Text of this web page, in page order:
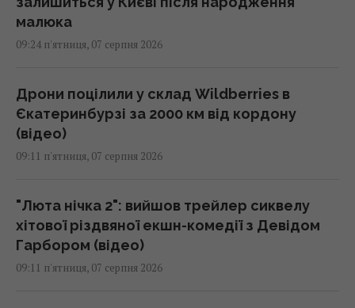
малюка
09:24 п'ятниця, 07 серпня 2026
Дрони поцілили у склад Wildberries в
Єкатеринбурзі за 2000 км від кордону
(відео)
09:11 п'ятниця, 07 серпня 2026
"Люта нічка 2": вийшов трейлер сиквелу
хітової різдвяної екшн-комедії з Девідом
Гарбором (відео)
09:11 п'ятниця, 07 серпня 2026